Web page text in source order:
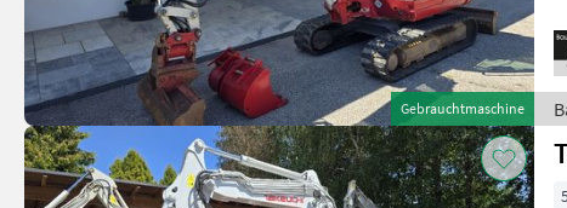
Gebrauchtmaschine